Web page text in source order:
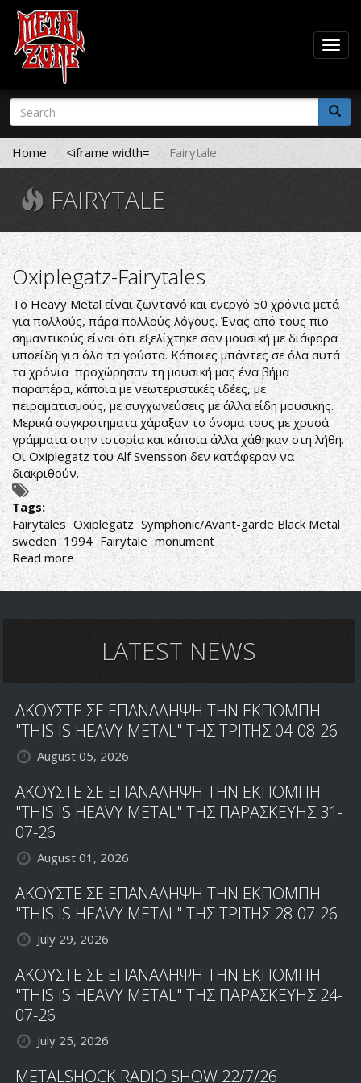
Skip
main
content
Search
form
Search
Home <iframe width= Fairytale
FAIRYTALE
Oxiplegatz-Fairytales
To Heavy Metal είναι ζωντανό και ενεργό 50 χρόνια μετά
για πολλούς, πάρα πολλούς λόγους. Ένας από τους πιο
σημαντικούς είναι ότι εξελίχτηκε σαν μουσική με διάφορα
υποείδη για όλα τα γούστα. Κάποιες μπάντες σε όλα αυτά
τα χρόνια προχώρησαν τη μουσική μας ένα βήμα
παραπέρα, κάποια με νεωτεριστικές ιδέες, με
πειραματισμούς, με συγχωνεύσεις με άλλα είδη μουσικής.
Μερικά συγκροτηματα χάραξαν το όνομα τους με χρυσά
γράμματα στην ιστορία και κάποια άλλα χάθηκαν στη λήθη.
Οι Oxiplegatz του Alf Svensson δεν κατάφεραν να
διακριθούν.
Tags:
Fairytales Oxiplegatz Symphonic/Avant-garde Black Metal
sweden 1994 Fairytale monument
Read more about
Oxiplegatz-
Fairytales
LATEST NEWS
ΑΚΟΥΣΤΕ ΣΕ ΕΠΑΝΑΛΗΨΗ ΤΗΝ ΕΚΠΟΜΠΗ
"THIS IS HEAVY METAL" ΤΗΣ ΤΡΙΤΗΣ 04-08-26
August 05, 2026
ΑΚΟΥΣΤΕ ΣΕ ΕΠΑΝΑΛΗΨΗ ΤΗΝ ΕΚΠΟΜΠΗ
"THIS IS HEAVY METAL" ΤΗΣ ΠΑΡΑΣΚΕΥΗΣ 31-
07-26
August 01, 2026
ΑΚΟΥΣΤΕ ΣΕ ΕΠΑΝΑΛΗΨΗ ΤΗΝ ΕΚΠΟΜΠΗ
"THIS IS HEAVY METAL" ΤΗΣ ΤΡΙΤΗΣ 28-07-26
July 29, 2026
ΑΚΟΥΣΤΕ ΣΕ ΕΠΑΝΑΛΗΨΗ ΤΗΝ ΕΚΠΟΜΠΗ
"THIS IS HEAVY METAL" ΤΗΣ ΠΑΡΑΣΚΕΥΗΣ 24-
07-26
July 25, 2026
METALSHOCK RADIO SHOW 22/7/26